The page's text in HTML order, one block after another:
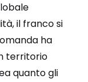
il franco si
ha
territorio
quanto gli